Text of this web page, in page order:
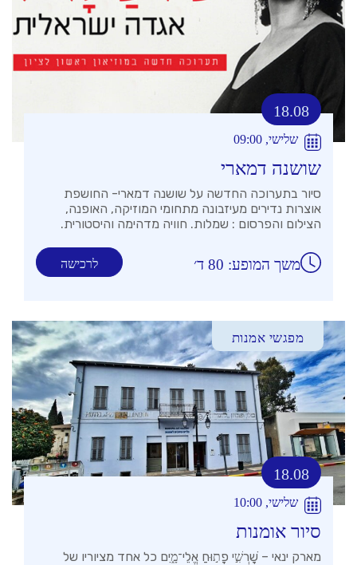
18.08
שלישי, 09:00
שושנה דמארי
סיור בתערוכה החדשה על שושנה דמארי- החושפת
אוצרות נדירים מעיזבונה מתחומי המוזיקה, האופנה,
הצילום והפרסום : שמלות. חוויה מדהימה והיסטורית.
לרכישה משך המופע: 80 ד׳
מפגשי אמנות
18.08
שלישי, 10:00
סיור אומנות
מארק ינאי – שׇׁרְשִׁ֣י פָת֣וּחַ אֱלֵי־מָ֑יִם כל אחד מציוריו של